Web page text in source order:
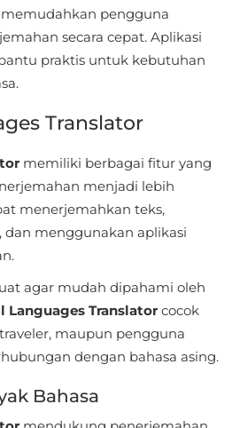
memudahkan pengguna
secara cepat. Aplikasi
praktis untuk kebutuhan
Translator
memiliki berbagai fitur yang
menjadi lebih
menerjemahkan teks,
menggunakan aplikasi
agar mudah dipahami oleh
Languages Translator cocok
maupun pengguna
dengan bahasa asing.
Bahasa